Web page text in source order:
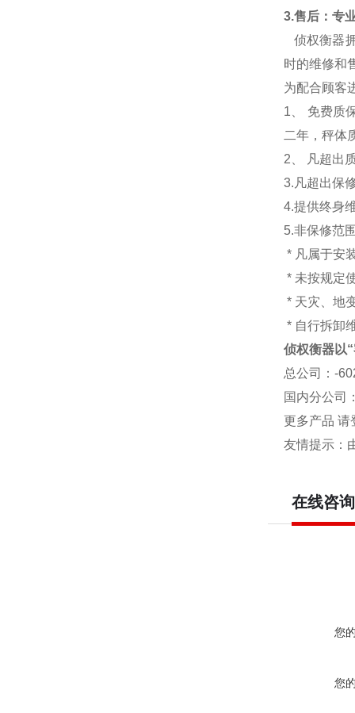
3.售后：专
侦权衡器
时的维修和
为配合顾客
1 、 免费
二年，秤体
2、 凡超出
3. 凡超出保
4.提供终身
5.非保修范
* 凡属于安
* 未按规定
* 天灾、地
* 自行拆卸
侦权衡器以
总公司
：-
国内分公司
更多产品 请
友情提示：
在线咨询
您
您